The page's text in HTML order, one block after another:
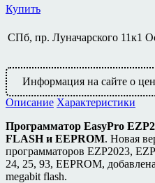
Купить
СПб, пр. Луначарского 11к1
Информация на сайте о
Описание Характеристики
Программатор EasyPro
FLASH и EEPROM. Новая
программаторов EZP2023,
24, 25, 93, EEPROM,
megabit flash.